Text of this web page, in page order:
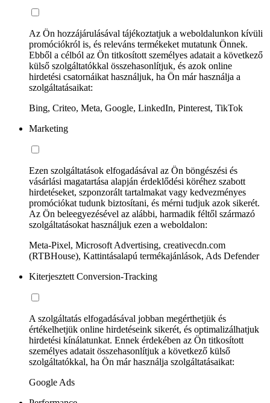
Az Ön hozzájárulásával tájékoztatjuk a weboldalunkon kívüli
promóciókról is, és releváns termékeket mutatunk Önnek.
Ebből a célból az Ön titkosított személyes adatait a következő
külső szolgáltatókkal összehasonlítjuk, és azok online
hirdetési csatornáikat használjuk, ha Ön már használja a
szolgáltatásaikat:
Bing, Criteo, Meta, Google, LinkedIn, Pinterest, TikTok
Marketing
Ezen szolgáltatások elfogadásával az Ön böngészési és
vásárlási magatartása alapján érdeklődési köréhez szabott
hirdetéseket, szponzorált tartalmakat vagy kedvezményes
promóciókat tudunk biztosítani, és mérni tudjuk azok sikerét.
Az Ön beleegyezésével az alábbi, harmadik féltől származó
szolgáltatásokat használjuk ezen a weboldalon:
Meta-Pixel, Microsoft Advertising, creativecdn.com
(RTBHouse), Kattintásalapú termékajánlások, Ads Defender
Kiterjesztett Conversion-Tracking
A szolgáltatás elfogadásával jobban megérthetjük és
értékelhetjük online hirdetéseink sikerét, és optimalizálhatjuk
hirdetési kínálatunkat. Ennek érdekében az Ön titkosított
személyes adatait összehasonlítjuk a következő külső
szolgáltatókkal, ha Ön már használja szolgáltatásaikat:
Google Ads